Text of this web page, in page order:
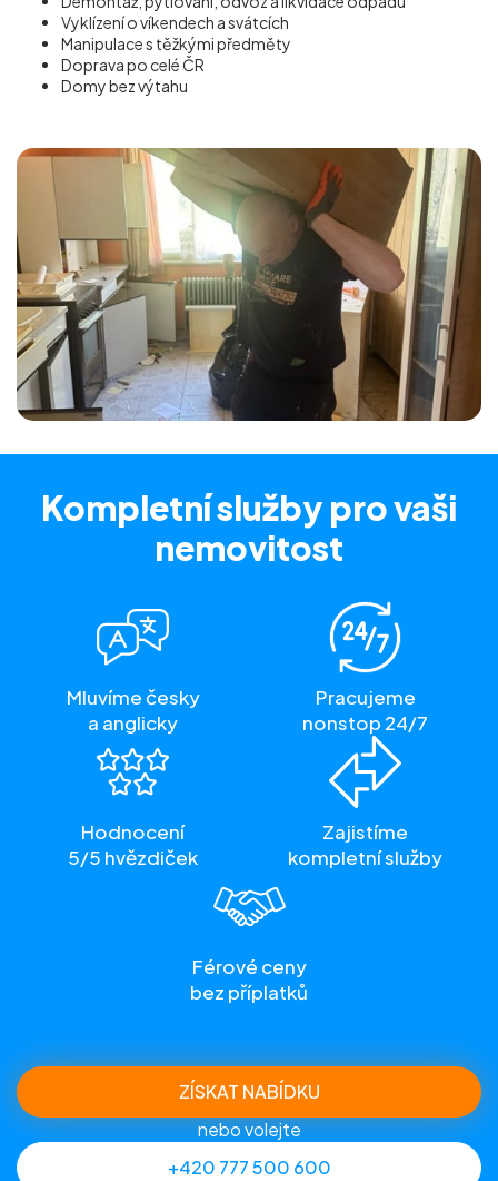
Vyklízení o víkendech a svátcích
Manipulace s těžkými předměty
Doprava po celé ČR
Domy bez výtahu
Kompletní služby pro vaši
nemovitost
Mluvíme česky
a anglicky
Pracujeme
nonstop 24/7
Hodnocení
5/5 hvězdiček
Zajistíme
kompletní služby
Férové ceny
bez příplatků
ZÍSKAT NABÍDKU
nebo volejte
+420 777 500 600